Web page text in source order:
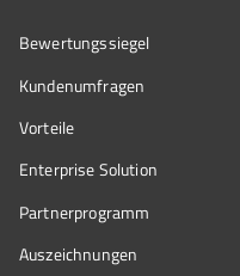
Bewertungssiegel
Kundenumfragen
Vorteile
Enterprise Solution
Partnerprogramm
Auszeichnungen